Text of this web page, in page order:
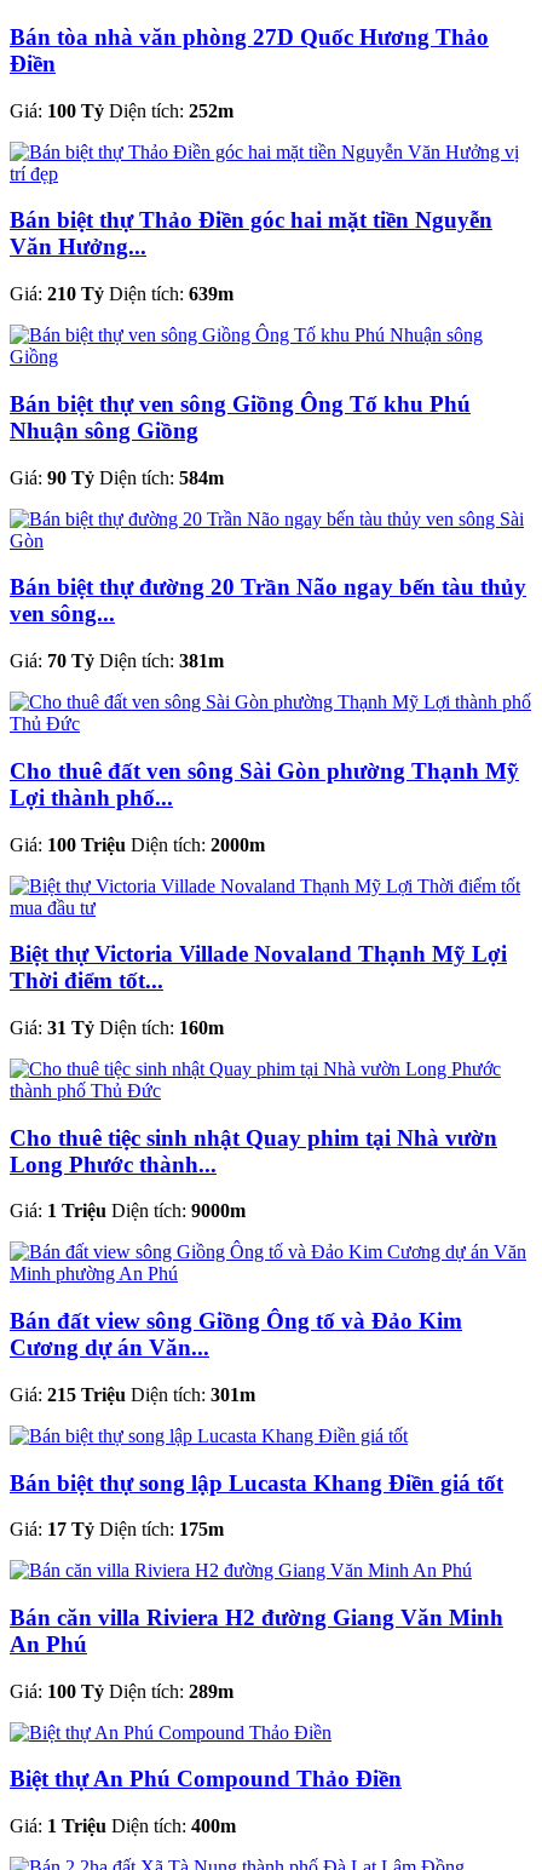
Bán tòa nhà văn phòng 27D Quốc Hương Thảo
Điền
Giá: 100 Tỷ Diện tích: 252m
Bán biệt thự Thảo Điền góc hai mặt tiền Nguyễn
Văn Hưởng...
Giá: 210 Tỷ Diện tích: 639m
Bán biệt thự ven sông Giồng Ông Tố khu Phú
Nhuận sông Giồng
Giá: 90 Tỷ Diện tích: 584m
Bán biệt thự đường 20 Trần Não ngay bến tàu thủy
ven sông...
Giá: 70 Tỷ Diện tích: 381m
Cho thuê đất ven sông Sài Gòn phường Thạnh Mỹ
Lợi thành phố...
Giá: 100 Triệu Diện tích: 2000m
Biệt thự Victoria Villade Novaland Thạnh Mỹ Lợi
Thời điểm tốt...
Giá: 31 Tỷ Diện tích: 160m
Cho thuê tiệc sinh nhật Quay phim tại Nhà vườn
Long Phước thành...
Giá: 1 Triệu Diện tích: 9000m
Bán đất view sông Giồng Ông tố và Đảo Kim
Cương dự án Văn...
Giá: 215 Triệu Diện tích: 301m
Bán biệt thự song lập Lucasta Khang Điền giá tốt
Giá: 17 Tỷ Diện tích: 175m
Bán căn villa Riviera H2 đường Giang Văn Minh
An Phú
Giá: 100 Tỷ Diện tích: 289m
Biệt thự An Phú Compound Thảo Điền
Giá: 1 Triệu Diện tích: 400m